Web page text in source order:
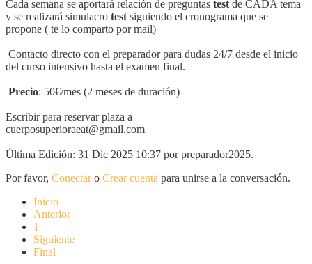
Cada semana se aportará relación de preguntas test de CADA tema
y se realizará simulacro test siguiendo el cronograma que se
propone ( te lo comparto por mail)
Contacto directo con el preparador para dudas 24/7 desde el inicio
del curso intensivo hasta el examen final.
Precio: 50€/mes (2 meses de duración)
Escribir para reservar plaza a
cuerposuperioraeat@gmail.com
Última Edición: 31 Dic 2025 10:37 porpreparador2025.
Por favor, Conectaro Crear cuenta para unirse a la conversación.
Inicio
Anterior
1
Siguiente
Final